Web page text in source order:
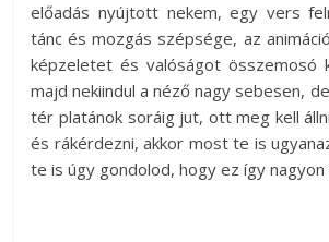
előadás nyújtott nekem, egy vers
tánc és mozgás szépsége, az
képzeletet és valóságot összemosó
majd nekiindul a néző nagy sebesen,
tér platánok soráig jut, ott meg kell
és rákérdezni, akkor most te is
te is úgy gondolod, hogy ez így